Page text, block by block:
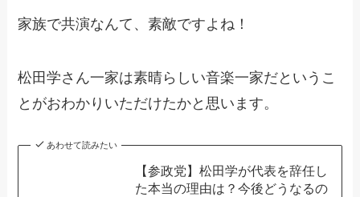
家族で共演なんて、素敵ですよね！
松田学さん一家は素晴らしい音楽一家だというこ
とがおわかりいただけたかと思います。
あわせて読みたい
【参政党】松田学が代表を辞任し
た本当の理由は？今後どうなるの